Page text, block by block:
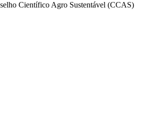
Científico Agro Sustentável (CCAS)